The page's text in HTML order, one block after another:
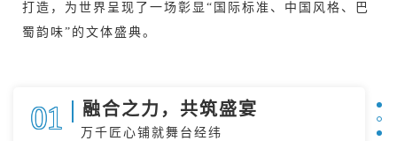
打造，为世界呈现了一场彰显“国际标准、中国风格、巴
蜀韵味”的文体盛典。
01 融合之力，共筑盛宴
万千匠心铺就舞台经纬